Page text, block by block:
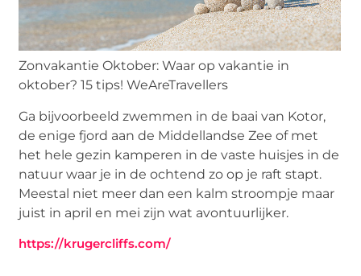
Zonvakantie Oktober: Waar op vakantie in
oktober? 15 tips! WeAreTravellers
Ga bijvoorbeeld zwemmen in de baai van Kotor,
de enige fjord aan de Middellandse Zee of met
het hele gezin kamperen in de vaste huisjes in de
natuur waar je in de ochtend zo op je raft stapt.
Meestal niet meer dan een kalm stroompje maar
juist in april en mei zijn wat avontuurlijker.
https://krugercliffs.com/